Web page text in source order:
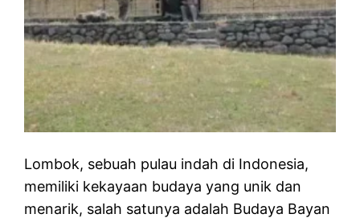
Lombok, sebuah pulau indah di Indonesia,
memiliki kekayaan budaya yang unik dan
menarik, salah satunya adalah Budaya Bayan